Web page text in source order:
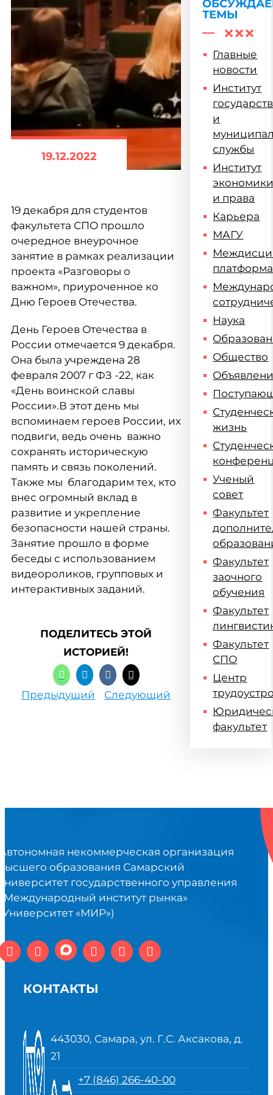
19.12.2022
19 декабря для студентов
факультета СПО прошло
очередное внеурочное
занятие в рамках реализации
проекта «Разговоры о
важном», приуроченное ко
Дню Героев Отечества.
День Героев Отечества в
России отмечается 9 декабря.
Она была учреждена 28
февраля 2007 г ФЗ -22, как
«День воинской славы
России».В этот день мы
вспоминаем героев России, их
подвиги, ведь очень важно
сохранять историческую
память и связь поколений.
Также мы благодарим тех, кто
внес огромный вклад в
развитие и укрепление
безопасности нашей страны.
Занятие прошло в форме
беседы с использованием
видеороликов, групповых и
интерактивных заданий.
ПОДЕЛИТЕСЬ ЭТОЙ
ИСТОРИЕЙ!
Предыдущий Следующий
ТЕМЫ
Главные
новости
Институт
и
службы
Институт
и права
Карьера
МАГУ
платформа
Наука
Общество
жизнь
Ученый
совет
Факультет
Факультет
заочного
обучения
Факультет
Факультет
СПО
Центр
факультет
некоммерческая организация
образования Самарский
государственного управления
институт рынка»
«МИР»)
КОНТАКТЫ
443030, Самара, ул. Г.С. Аксакова, д.
21
+7 (846) 266-40-00